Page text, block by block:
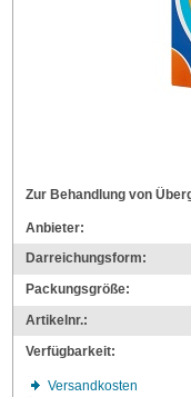
Zur Behandlung von
Anbieter:
Darreichungsform:
Packungsgröße:
Artikelnr.:
Verfügbarkeit:
Versandkosten